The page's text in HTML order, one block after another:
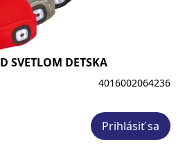
SVETLOM DETSKA
4016002064236
Prihlásiť sa